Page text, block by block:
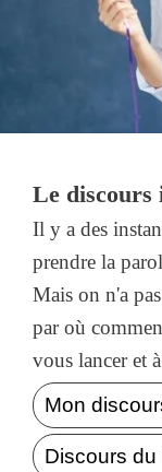
Le discours
Il y a des
prendre la
Mais on n'a
par où
vous lancer et
Mon
Discours